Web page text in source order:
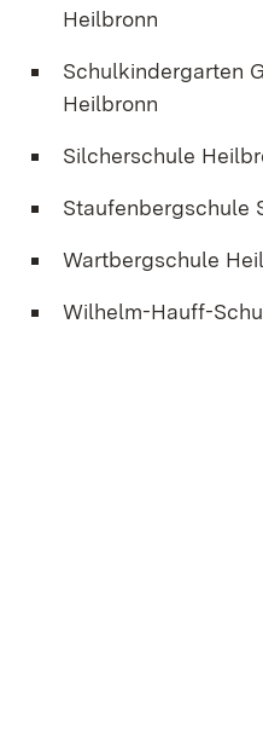
Heilbronn
Schulkindergarten
Heilbronn
Silcherschule
Staufenbergschule
Wartbergschule
Wilhelm-Hauff-